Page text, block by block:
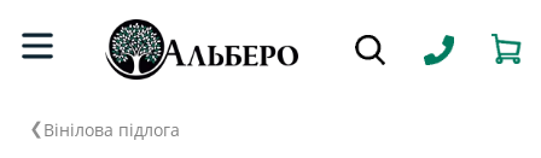
Вінілова підлога